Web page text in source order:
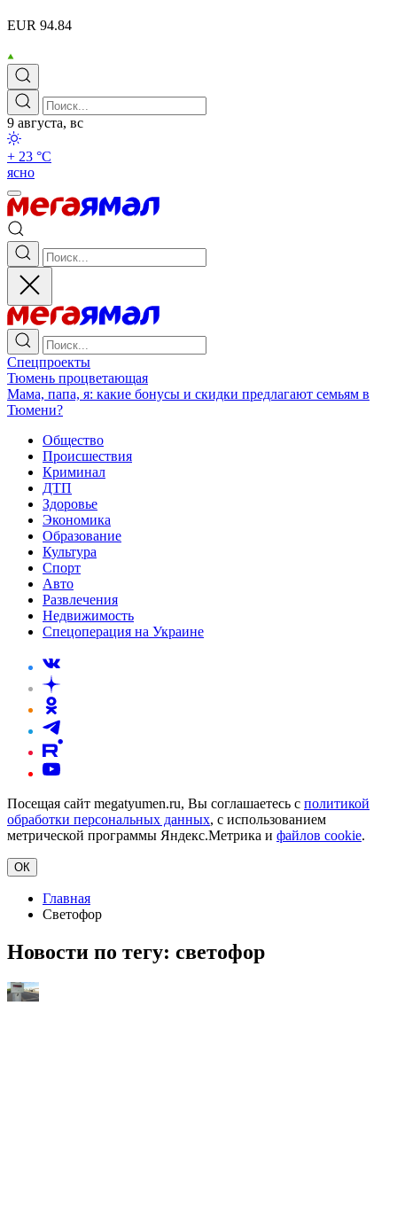
EUR 94.84
9 августа, вс
+ 23 °С
ясно
Спецпроекты
Тюмень процветающая
Мама, папа, я: какие бонусы и скидки предлагают семьям в
Тюмени?
Общество
Происшествия
Криминал
ДТП
Здоровье
Экономика
Образование
Культура
Спорт
Авто
Развлечения
Недвижимость
Спецоперация на Украине
Посещая сайт megatyumen.ru, Вы соглашаетесь с политикой
обработки персональных данных, с использованием
метрической программы Яндекс.Метрика и файлов cookie.
ОК
Главная
Светофор
Новости по тегу: светофор